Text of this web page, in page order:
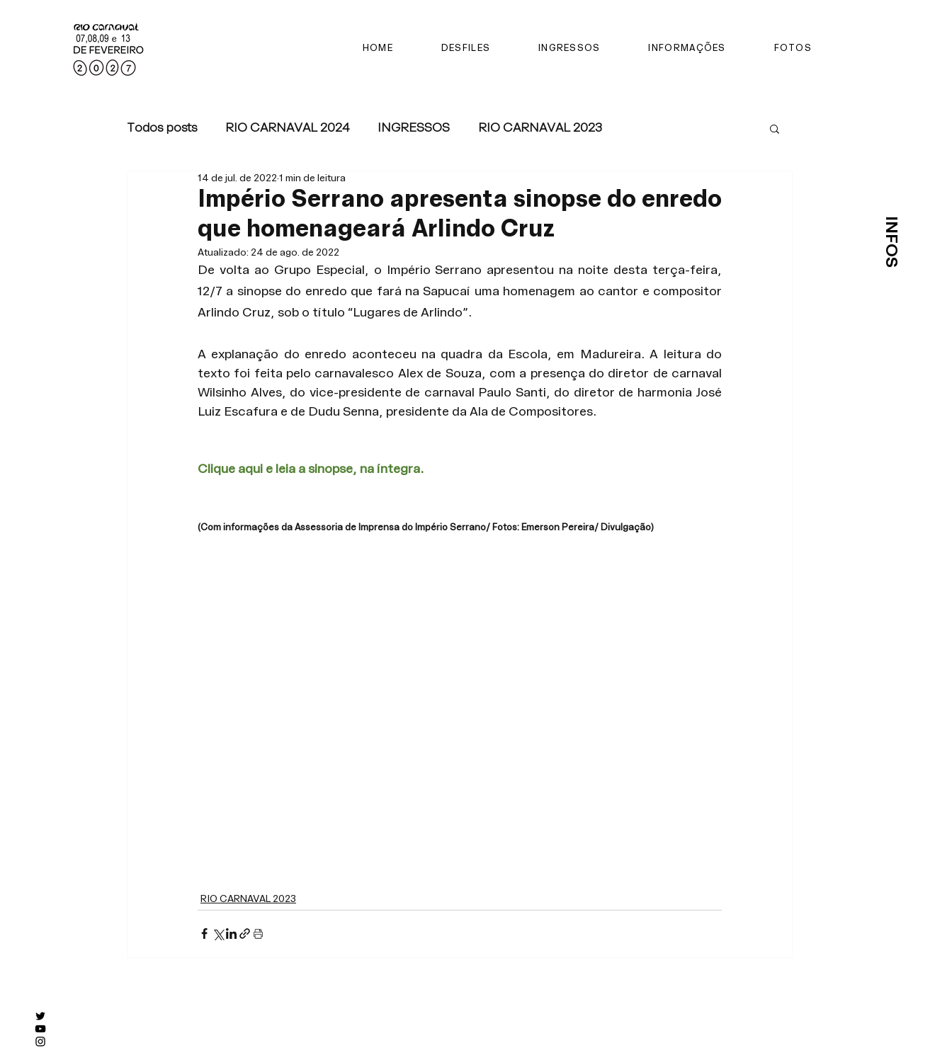
INFOS
HOME DESFILES INGRESSOS INFORMAÇÕES FOTOS
Todos posts RIO CARNAVAL 2024 INGRESSOS RIO CARNAVAL 2023
RIO CARNAVAL 2022
Império Serrano apresenta sinopse do enredo
que homenageará Arlindo Cruz
14 de jul. de 2022 1 min de leitura
Atualizado: 24 de ago. de 2022
De volta ao Grupo Especial, o Império Serrano apresentou na noite desta terça-feira,
12/7 a sinopse do enredo que fará na Sapucaí uma homenagem ao cantor e compositor
Arlindo Cruz, sob o título “Lugares de Arlindo”.
A explanação do enredo aconteceu na quadra da Escola, em Madureira. A leitura do
texto foi feita pelo carnavalesco Alex de Souza, com a presença do diretor de carnaval
Wilsinho Alves, do vice-presidente de carnaval Paulo Santi, do diretor de harmonia José
Luiz Escafura e de Dudu Senna, presidente da Ala de Compositores.
Clique aqui e leia a sinopse, na íntegra.
(Com informações da Assessoria de Imprensa do Império Serrano/ Fotos: Emerson Pereira/ Divulgação)
RIO CARNAVAL 2023